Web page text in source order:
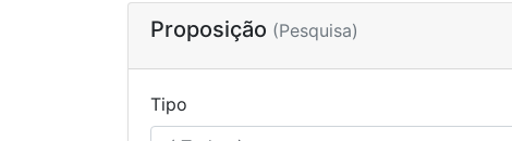
Proposição (Pesquisa)
Tipo